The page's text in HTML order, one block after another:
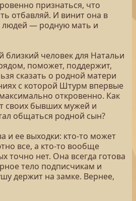
признаться, что
отбавляй. И винит она в
людей — родную мать и
человек для Натальи
поможет, поддержит,
сказать о родной матери
с которой Штурм впервые
откровенно. Как
своих бывших мужей и
общаться родной сын?
и ее выходки: кто-то может
все, а кто-то вообще
точно нет. Она всегда готова
тело подписчикам и
держит на замке. Вернее,